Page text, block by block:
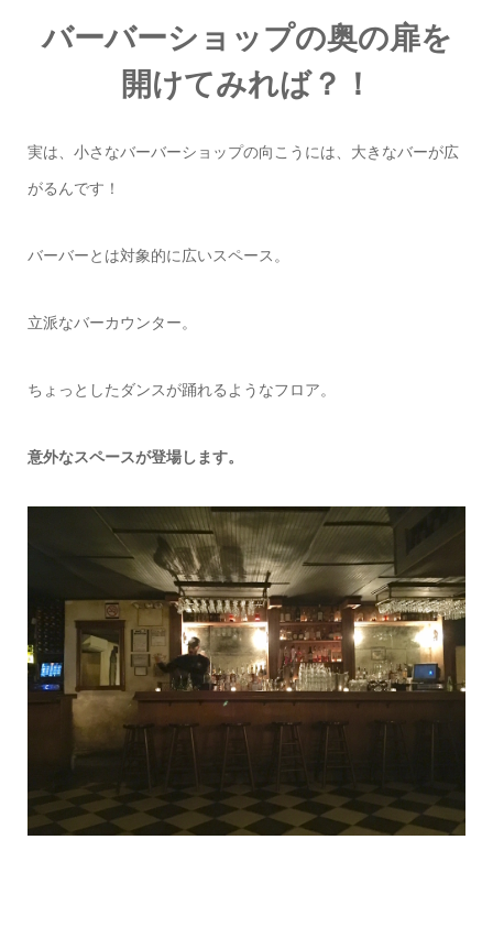
バーバーショップの奥の扉を
開けてみれば？！
実は、小さなバーバーショップの向こうには、大きなバーが広
がるんです！
バーバーとは対象的に広いスペース。
立派なバーカウンター。
ちょっとしたダンスが踊れるようなフロア。
意外なスペースが登場します。